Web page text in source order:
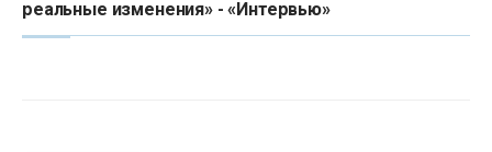
реальные изменения» - «Интервью»